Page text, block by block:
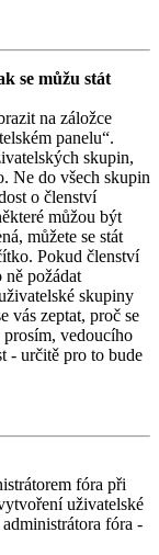
se můžu stát
na záložce
panelu“.
skupin,
Ne do všech skupin
o členství
můžou být
můžete se stát
Pokud členství
ně požádat
skupiny
vás zeptat, proč se
prosím, vedoucího
- určitě pro to bude
fóra při
uživatelské
fóra -